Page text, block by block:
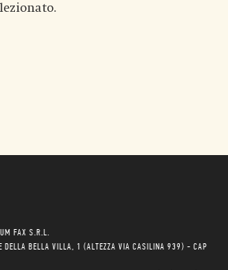
FAX S.R.L.
BELLA VILLA, 1 (ALTEZZA VIA CASILINA 939) - CAP